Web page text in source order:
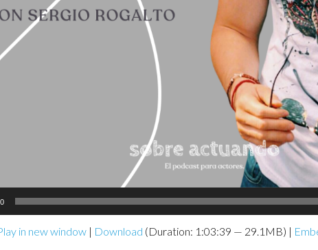
in new window| Download (Duration: 1:03:39 — 29.1MB) |